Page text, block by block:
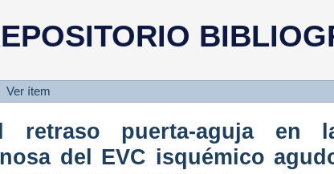
en el HGZ No. 3 del IMSS
Ver ítem
retraso puerta-aguja en
del EVC isquémico